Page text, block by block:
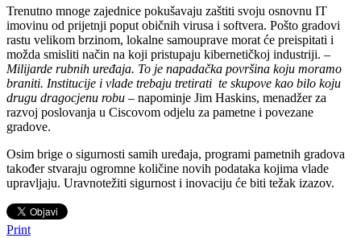
Trenutno mnoge zajednice pokušavaju zaštiti svoju osnovnu IT
imovinu od prijetnji poput običnih virusa i softvera. Pošto gradovi
rastu velikom brzinom, lokalne samouprave morat će preispitati i
možda smisliti način na koji pristupaju kibernetičkoj industriji. –
Milijarde rubnih uređaja. To je napadačka površina koju moramo
braniti. Institucije i vlade trebaju tretirati te skupove kao bilo koju
drugu dragocjenu robu – napominje Jim Haskins, menadžer za
razvoj poslovanja u Ciscovom odjelu za pametne i povezane
gradove.
Osim brige o sigurnosti samih uređaja, programi pametnih gradova
također stvaraju ogromne količine novih podataka kojima vlade
upravljaju. Uravnotežiti sigurnost i inovaciju će biti težak izazov.
Print